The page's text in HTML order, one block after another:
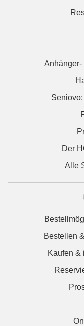
Anhänger-
Der
Alle
Bestellen
Kaufen &